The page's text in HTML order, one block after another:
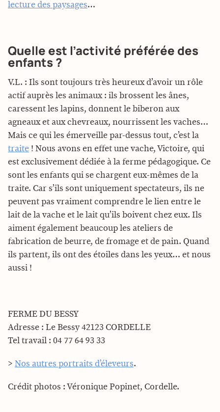
lecture des paysages…
Quelle est l’activité préférée des
enfants ?
V.L. : Ils sont toujours très heureux d’avoir un rôle
actif auprès les animaux : ils brossent les ânes,
caressent les lapins, donnent le biberon aux
agneaux et aux chevreaux, nourrissent les vaches…
Mais ce qui les émerveille par-dessus tout, c’est la
traite ! Nous avons en effet une vache, Victoire, qui
est exclusivement dédiée à la ferme pédagogique. Ce
sont les enfants qui se chargent eux-mêmes de la
traite. Car s’ils sont uniquement spectateurs, ils ne
peuvent pas vraiment comprendre le lien entre le
lait de la vache et le lait qu’ils boivent chez eux. Ils
aiment également beaucoup les ateliers de
fabrication de beurre, de fromage et de pain. Quand
ils partent, ils ont des étoiles dans les yeux… et nous
aussi !
FERME DU BESSY
Adresse : Le Bessy 42123 CORDELLE
Tel travail : 04 77 64 93 33
> Nos autres portraits d’éleveurs.
Crédit photos : Véronique Popinet, Cordelle.